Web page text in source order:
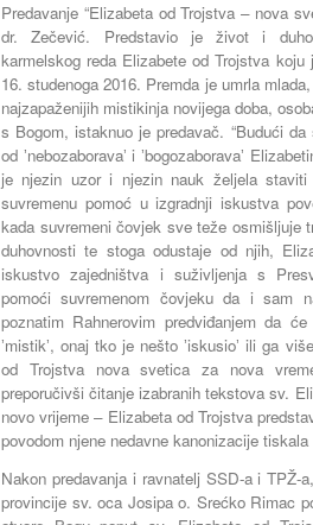
Predavanje “Elizabeta od Trojstva – nova
dr. Zečević. Predstavio je život i
karmelskog reda Elizabete od Trojstva
16. studenoga 2016. Premda je umrla
najzapaženijih mistikinja novijega doba,
s Bogom, istaknuo je predavač. “Budući
od ʼnebozaboravaʼ i ʼbogozaboravaʼ
je njezin uzor i njezin nauk željela staviti
suvremenu pomoć u izgradnji iskustva
kada suvremeni čovjek sve teže osmišljuje
duhovnosti te stoga odustaje od njih,
iskustvo zajedništva i suživljenja s
pomoći suvremenom čovjeku da i sam
poznatim Rahnerovim predviđanjem da
ʼmistikʼ, onaj tko je nešto ʼiskusioʼ ili ga
od Trojstva nova svetica za nova
preporučivši čitanje izabranih tekstova sv.
novo vrijeme – Elizabeta od Trojstva
povodom njene nedavne kanonizacije tiskala
Nakon predavanja i ravnatelj SSD-a i TPŽ-
provincije sv. oca Josipa o. Srećko Rimac